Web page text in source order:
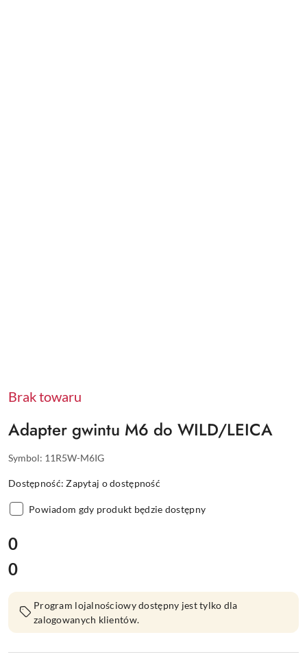
Brak towaru
Adapter gwintu M6 do WILD/LEICA
Symbol: 11R5W-M6IG
Dostępność:Zapytaj o dostępność
Powiadom gdy produkt będzie dostępny
cena:
0
Cena:
0
Program lojalnościowy dostępny jest tylko dla
zalogowanych klientów.